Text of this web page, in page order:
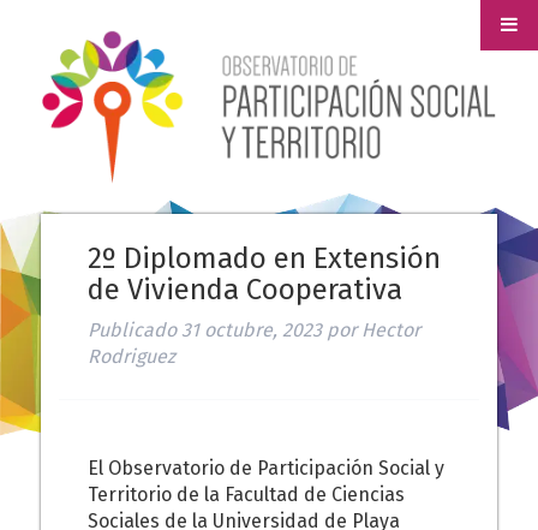
2º Diplomado en Extensión
de Vivienda Cooperativa
Publicado 31 octubre, 2023 por Hector
Rodriguez
El Observatorio de Participación Social y
Territorio de la Facultad de Ciencias
Sociales de la Universidad de Playa